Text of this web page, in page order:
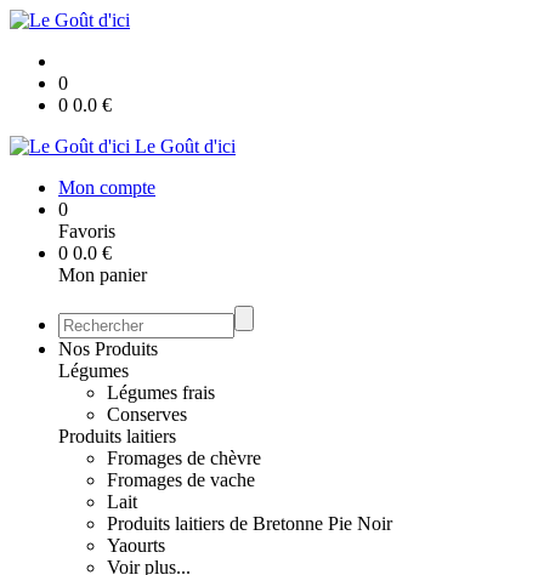
0
0 0.0 €
Le Goût d'ici
Mon compte
0
Favoris
0 0.0 €
Mon panier
Nos Produits
Légumes
Légumes frais
Conserves
Produits laitiers
Fromages de chèvre
Fromages de vache
Lait
Produits laitiers de Bretonne Pie Noir
Yaourts
Voir plus...